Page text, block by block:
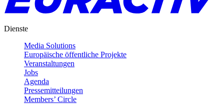
Dienste
Media Solutions
Europäische öffentliche Projekte
Veranstaltungen
Jobs
Agenda
Pressemitteilungen
Members’ Circle